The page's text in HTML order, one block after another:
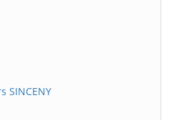
SINCENY